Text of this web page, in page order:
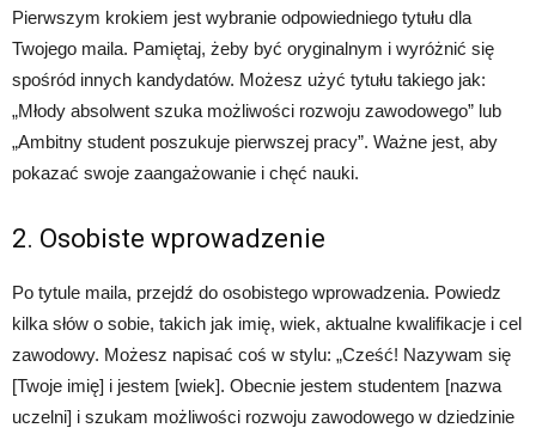
Pierwszym krokiem jest wybranie odpowiedniego tytułu dla
Twojego maila. Pamiętaj, żeby być oryginalnym i wyróżnić się
spośród innych kandydatów. Możesz użyć tytułu takiego jak:
„Młody absolwent szuka możliwości rozwoju zawodowego” lub
„Ambitny student poszukuje pierwszej pracy”. Ważne jest, aby
pokazać swoje zaangażowanie i chęć nauki.
2. Osobiste wprowadzenie
Po tytule maila, przejdź do osobistego wprowadzenia. Powiedz
kilka słów o sobie, takich jak imię, wiek, aktualne kwalifikacje i cel
zawodowy. Możesz napisać coś w stylu: „Cześć! Nazywam się
[Twoje imię] i jestem [wiek]. Obecnie jestem studentem [nazwa
uczelni] i szukam możliwości rozwoju zawodowego w dziedzinie